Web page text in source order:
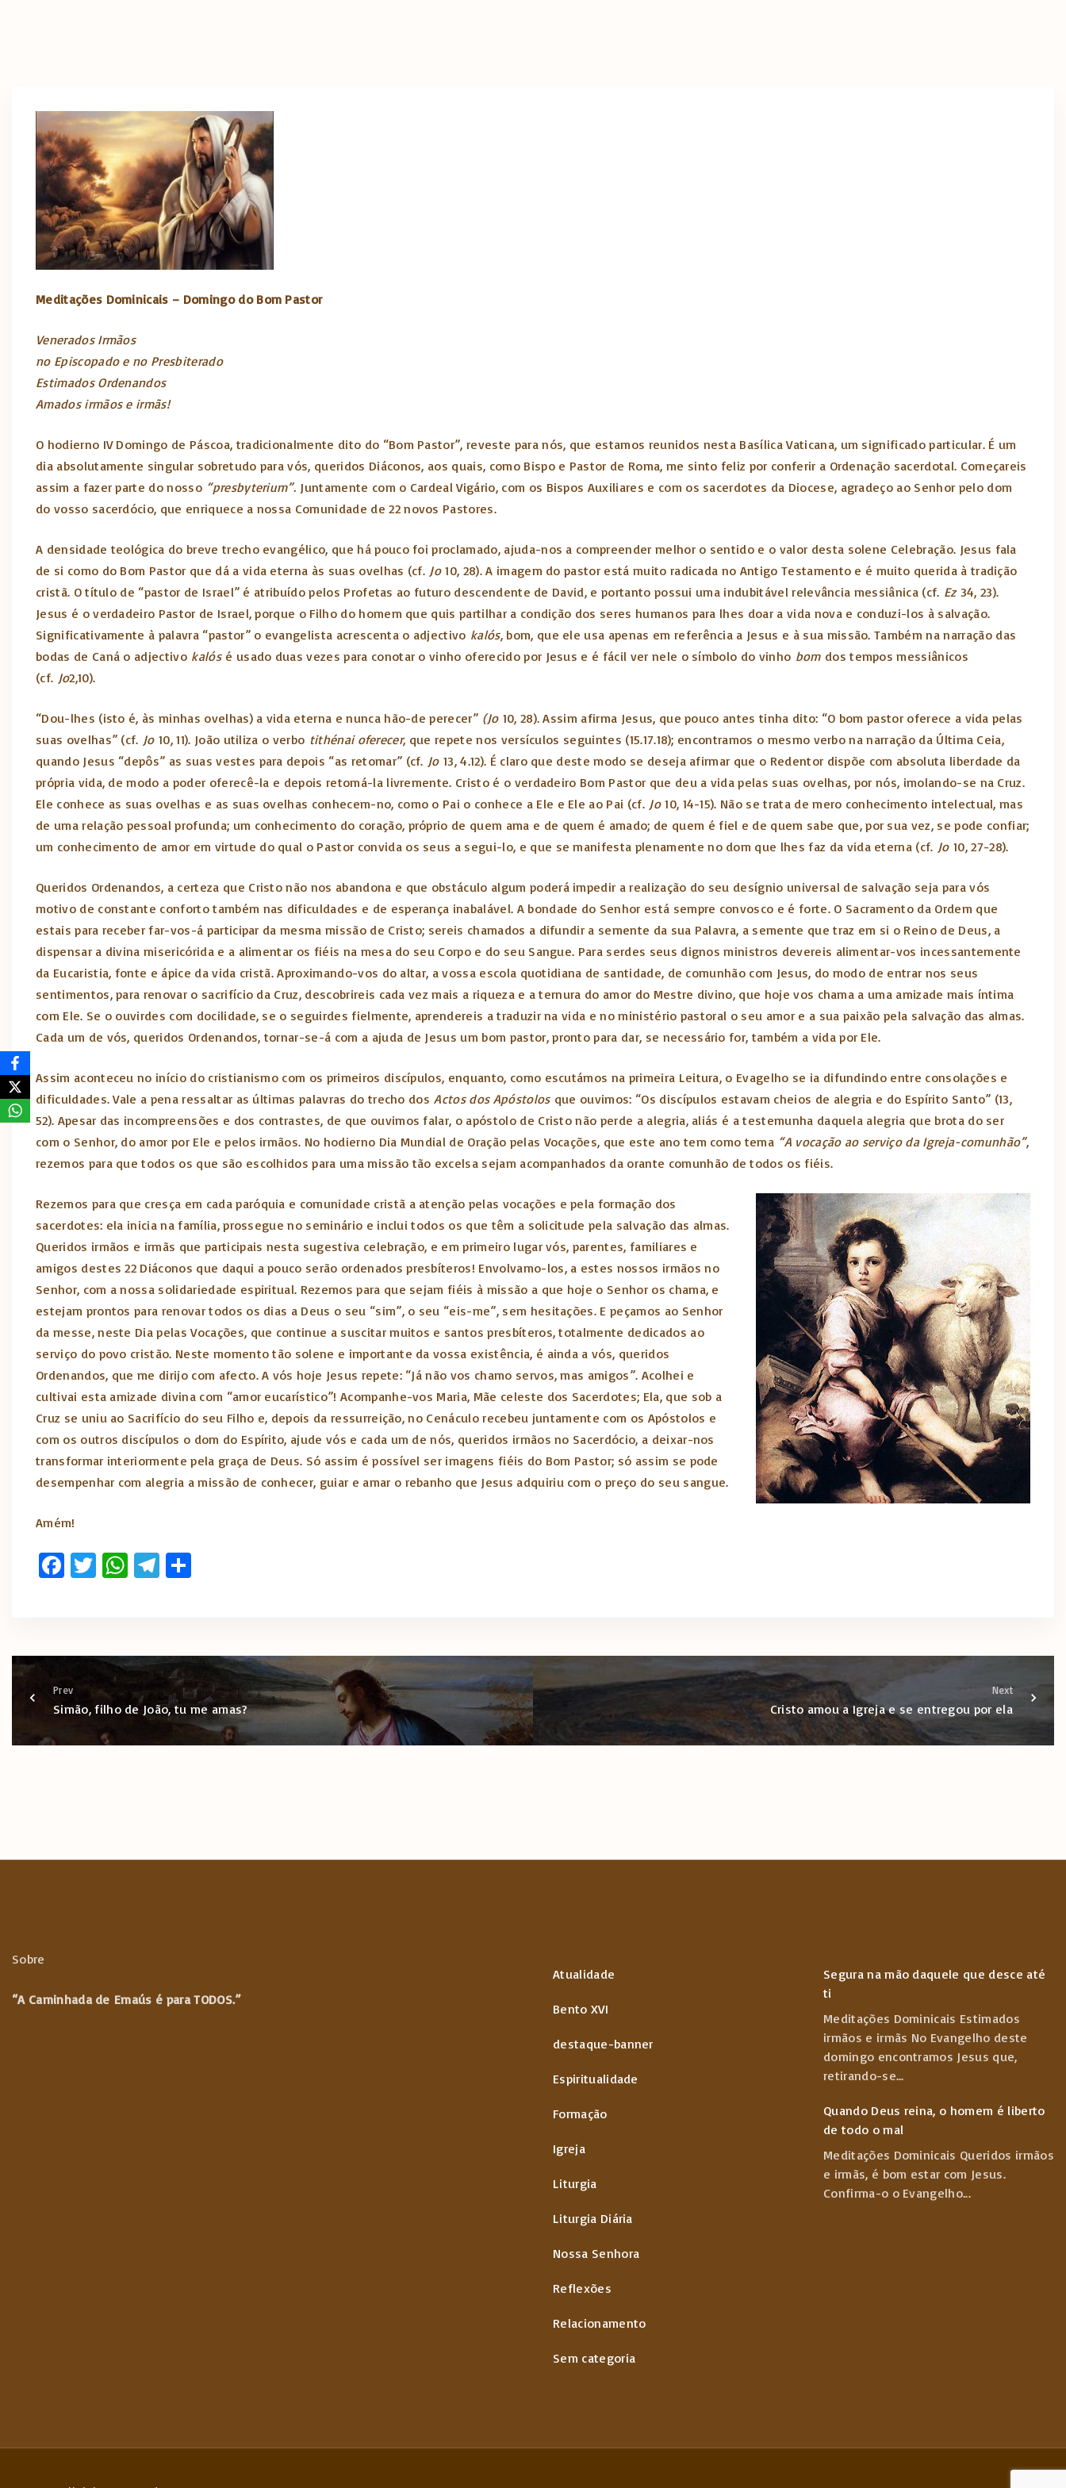
Meditações Dominicais – Domingo do Bom Pastor
Venerados Irmãos
no Episcopado e no Presbiterado
Estimados Ordenandos
Amados irmãos e irmãs!
O hodierno IV Domingo de Páscoa, tradicionalmente dito do “Bom Pastor”, reveste para nós, que estamos reunidos nesta Basílica Vaticana, um significado particular. É um
dia absolutamente singular sobretudo para vós, queridos Diáconos, aos quais, como Bispo e Pastor de Roma, me sinto feliz por conferir a Ordenação sacerdotal. Começareis
assim a fazer parte do nosso “presbyterium”. Juntamente com o Cardeal Vigário, com os Bispos Auxiliares e com os sacerdotes da Diocese, agradeço ao Senhor pelo dom
do vosso sacerdócio, que enriquece a nossa Comunidade de 22 novos Pastores.
A densidade teológica do breve trecho evangélico, que há pouco foi proclamado, ajuda-nos a compreender melhor o sentido e o valor desta solene Celebração. Jesus fala
de si como do Bom Pastor que dá a vida eterna às suas ovelhas (cf. Jo10, 28). A imagem do pastor está muito radicada no Antigo Testamento e é muito querida à tradição
cristã. O título de “pastor de Israel” é atribuído pelos Profetas ao futuro descendente de David, e portanto possui uma indubitável relevância messiânica (cf. Ez34, 23).
Jesus é o verdadeiro Pastor de Israel, porque o Filho do homem que quis partilhar a condição dos seres humanos para lhes doar a vida nova e conduzi-los à salvação.
Significativamente à palavra “pastor” o evangelista acrescenta o adjectivo kalós, bom, que ele usa apenas em referência a Jesus e à sua missão. Também na narração das
bodas de Caná o adjectivo kalósé usado duas vezes para conotar o vinho oferecido por Jesus e é fácil ver nele o símbolo do vinho bomdos tempos messiânicos
(cf. Jo2,10).
“Dou-lhes (isto é, às minhas ovelhas) a vida eterna e nunca hão-de perecer” (Jo10, 28). Assim afirma Jesus, que pouco antes tinha dito: “O bom pastor oferece a vida pelas
suas ovelhas” (cf. Jo10, 11). João utiliza o verbo tithénai oferecer, que repete nos versículos seguintes (15.17.18); encontramos o mesmo verbo na narração da Última Ceia,
quando Jesus “depôs” as suas vestes para depois “as retomar” (cf. Jo13, 4.12). É claro que deste modo se deseja afirmar que o Redentor dispõe com absoluta liberdade da
própria vida, de modo a poder oferecê-la e depois retomá-la livremente. Cristo é o verdadeiro Bom Pastor que deu a vida pelas suas ovelhas, por nós, imolando-se na Cruz.
Ele conhece as suas ovelhas e as suas ovelhas conhecem-no, como o Pai o conhece a Ele e Ele ao Pai (cf. Jo10, 14-15). Não se trata de mero conhecimento intelectual, mas
de uma relação pessoal profunda; um conhecimento do coração, próprio de quem ama e de quem é amado; de quem é fiel e de quem sabe que, por sua vez, se pode confiar;
um conhecimento de amor em virtude do qual o Pastor convida os seus a segui-lo, e que se manifesta plenamente no dom que lhes faz da vida eterna (cf. Jo10, 27-28).
Queridos Ordenandos, a certeza que Cristo não nos abandona e que obstáculo algum poderá impedir a realização do seu desígnio universal de salvação seja para vós
motivo de constante conforto também nas dificuldades e de esperança inabalável. A bondade do Senhor está sempre convosco e é forte. O Sacramento da Ordem que
estais para receber far-vos-á participar da mesma missão de Cristo; sereis chamados a difundir a semente da sua Palavra, a semente que traz em si o Reino de Deus, a
dispensar a divina misericórida e a alimentar os fiéis na mesa do seu Corpo e do seu Sangue. Para serdes seus dignos ministros devereis alimentar-vos incessantemente
da Eucaristia, fonte e ápice da vida cristã. Aproximando-vos do altar, a vossa escola quotidiana de santidade, de comunhão com Jesus, do modo de entrar nos seus
sentimentos, para renovar o sacrifício da Cruz, descobrireis cada vez mais a riqueza e a ternura do amor do Mestre divino, que hoje vos chama a uma amizade mais íntima
com Ele. Se o ouvirdes com docilidade, se o seguirdes fielmente, aprendereis a traduzir na vida e no ministério pastoral o seu amor e a sua paixão pela salvação das almas.
Cada um de vós, queridos Ordenandos, tornar-se-á com a ajuda de Jesus um bom pastor, pronto para dar, se necessário for, também a vida por Ele.
Assim aconteceu no início do cristianismo com os primeiros discípulos, enquanto, como escutámos na primeira Leitura, o Evagelho se ia difundindo entre consolações e
dificuldades. Vale a pena ressaltar as últimas palavras do trecho dosActos dos Apóstolosque ouvimos: “Os discípulos estavam cheios de alegria e do Espírito Santo” (13,
52). Apesar das incompreensões e dos contrastes, de que ouvimos falar, o apóstolo de Cristo não perde a alegria, aliás é a testemunha daquela alegria que brota do ser
com o Senhor, do amor por Ele e pelos irmãos. No hodierno Dia Mundial de Oração pelas Vocações, que este ano tem como tema “A vocação ao serviço da Igreja-comunhão”,
rezemos para que todos os que são escolhidos para uma missão tão excelsa sejam acompanhados da orante comunhão de todos os fiéis.
Rezemos para que cresça em cada paróquia e comunidade cristã a atenção pelas vocações e pela formação dos
sacerdotes: ela inicia na família, prossegue no seminário e inclui todos os que têm a solicitude pela salvação das almas.
Queridos irmãos e irmãs que participais nesta sugestiva celebração, e em primeiro lugar vós, parentes, familiares e
amigos destes 22 Diáconos que daqui a pouco serão ordenados presbíteros! Envolvamo-los, a estes nossos irmãos no
Senhor, com a nossa solidariedade espiritual. Rezemos para que sejam fiéis à missão a que hoje o Senhor os chama, e
estejam prontos para renovar todos os dias a Deus o seu “sim”, o seu “eis-me”, sem hesitações. E peçamos ao Senhor
da messe, neste Dia pelas Vocações, que continue a suscitar muitos e santos presbíteros, totalmente dedicados ao
serviço do povo cristão. Neste momento tão solene e importante da vossa existência, é ainda a vós, queridos
Ordenandos, que me dirijo com afecto. A vós hoje Jesus repete: “Já não vos chamo servos, mas amigos”. Acolhei e
cultivai esta amizade divina com “amor eucarístico”! Acompanhe-vos Maria, Mãe celeste dos Sacerdotes; Ela, que sob a
Cruz se uniu ao Sacrifício do seu Filho e, depois da ressurreição, no Cenáculo recebeu juntamente com os Apóstolos e
com os outros discípulos o dom do Espírito, ajude vós e cada um de nós, queridos irmãos no Sacerdócio, a deixar-nos
transformar interiormente pela graça de Deus. Só assim é possível ser imagens fiéis do Bom Pastor; só assim se pode
desempenhar com alegria a missão de conhecer, guiar e amar o rebanho que Jesus adquiriu com o preço do seu sangue.
Amém!
Fa
k
T
r
W
A
p
p
T
a
m
Prev
Simão, filho de João, tu me amas?
Next
Cristo amou a Igreja e se entregou por ela
Sobre
“A Caminhada de Emaús é para TODOS.”
Atualidade
Bento XVI
destaque-banner
Espiritualidade
Formação
Igreja
Liturgia
Liturgia Diária
Nossa Senhora
Reflexões
Relacionamento
Sem categoria
Segura na mão daquele que desce até
ti
Meditações Dominicais Estimados
irmãos e irmãs No Evangelho deste
domingo encontramos Jesus que,
retirando-se...
Quando Deus reina, o homem é liberto
de todo o mal
Meditações Dominicais Queridos irmãos
e irmãs, é bom estar com Jesus.
Confirma-o o Evangelho...